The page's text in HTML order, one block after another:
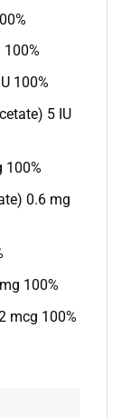
100%
5 IU
100%
0.6 mg
100%
mcg 100%